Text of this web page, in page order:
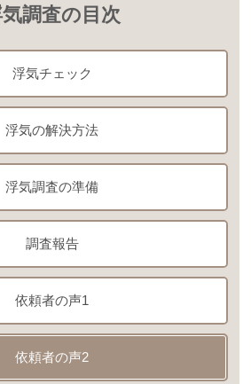
調査の目次
浮気チェック
浮気の解決方法
浮気調査の準備
調査報告
依頼者の声1
依頼者の声2